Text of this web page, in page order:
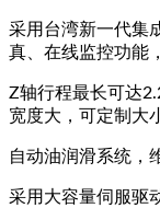
采用台湾新一代集
真、在线监控功能
Z轴行程最长可达
宽度大，可定制大
自动油润滑系统，
采用大容量伺服驱